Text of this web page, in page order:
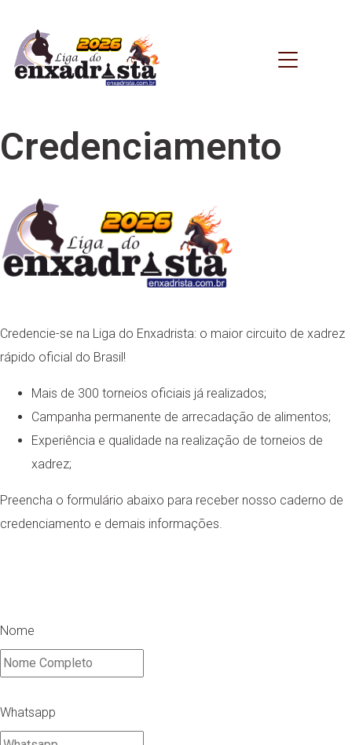
Credenciamento
Credencie-se na Liga do Enxadrista: o maior circuito de xadrez
rápido oficial do Brasil!
Mais de 300 torneios oficiais já realizados;
Campanha permanente de arrecadação de alimentos;
Experiência e qualidade na realização de torneios de
xadrez;
Preencha o formulário abaixo para receber nosso caderno de
credenciamento e demais informações.
Nome
Whatsapp